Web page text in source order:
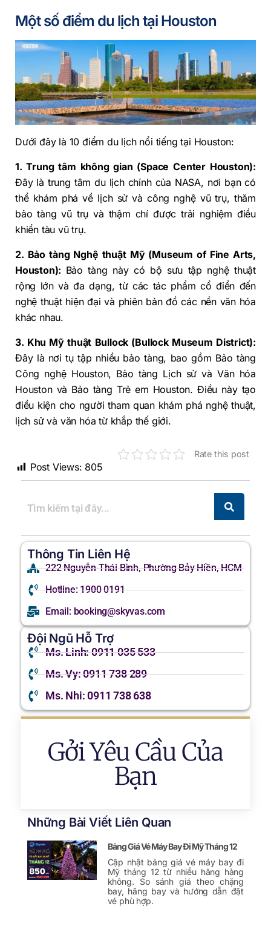
Một số điểm du lịch tại Houston
Dưới đây là 10 điểm du lịch nổi tiếng tại Houston:
1. Trung tâm không gian (Space Center Houston):
Đây là trung tâm du lịch chính của NASA, nơi bạn có
thể khám phá về lịch sử và công nghệ vũ trụ, thăm
bảo tàng vũ trụ và thậm chí được trải nghiệm điều
khiển tàu vũ trụ.
2. Bảo tàng Nghệ thuật Mỹ (Museum of Fine Arts,
Houston): Bảo tàng này có bộ sưu tập nghệ thuật
rộng lớn và đa dạng, từ các tác phẩm cổ điển đến
nghệ thuật hiện đại và phiên bản đồ các nền văn hóa
khác nhau.
3. Khu Mỹ thuật Bullock (Bullock Museum District):
Đây là nơi tụ tập nhiều bảo tàng, bao gồm Bảo tàng
Công nghệ Houston, Bảo tàng Lịch sử và Văn hóa
Houston và Bảo tàng Trẻ em Houston. Điều này tạo
điều kiện cho người tham quan khám phá nghệ thuật,
lịch sử và văn hóa từ khắp thế giới.
Rate this post
Post Views: 805
Thông Tin Liên Hệ
222 Nguyễn Thái Bình, Phường Bảy Hiền, HCM
Hotline: 1900 0191
Email: booking@skyvas.com
Đội Ngũ Hỗ Trợ
Ms. Linh: 0911 035 533
Ms. Vy: 0911 738 289
Ms. Nhi: 0911 738 638
Gởi Yêu Cầu Của
Bạn
Những Bài Viết Liên Quan
Bảng Giá Vé Máy Bay Đi Mỹ Tháng 12
Cập nhật bảng giá vé máy bay đi
Mỹ tháng 12 từ nhiều hãng hàng
không. So sánh giá theo chặng
bay, hãng bay và hướng dẫn đặt
vé phù hợp.